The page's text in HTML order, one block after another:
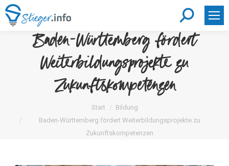
Search:
Baden-Württemberg fördert
Weiterbildungsprojekte zu
Zukunftskompetenzen
Sie befinden sich hier:Start
Bildung
Baden-Württemberg fördert Weiterbildungsprojekte zu
Zukunftskompetenzen